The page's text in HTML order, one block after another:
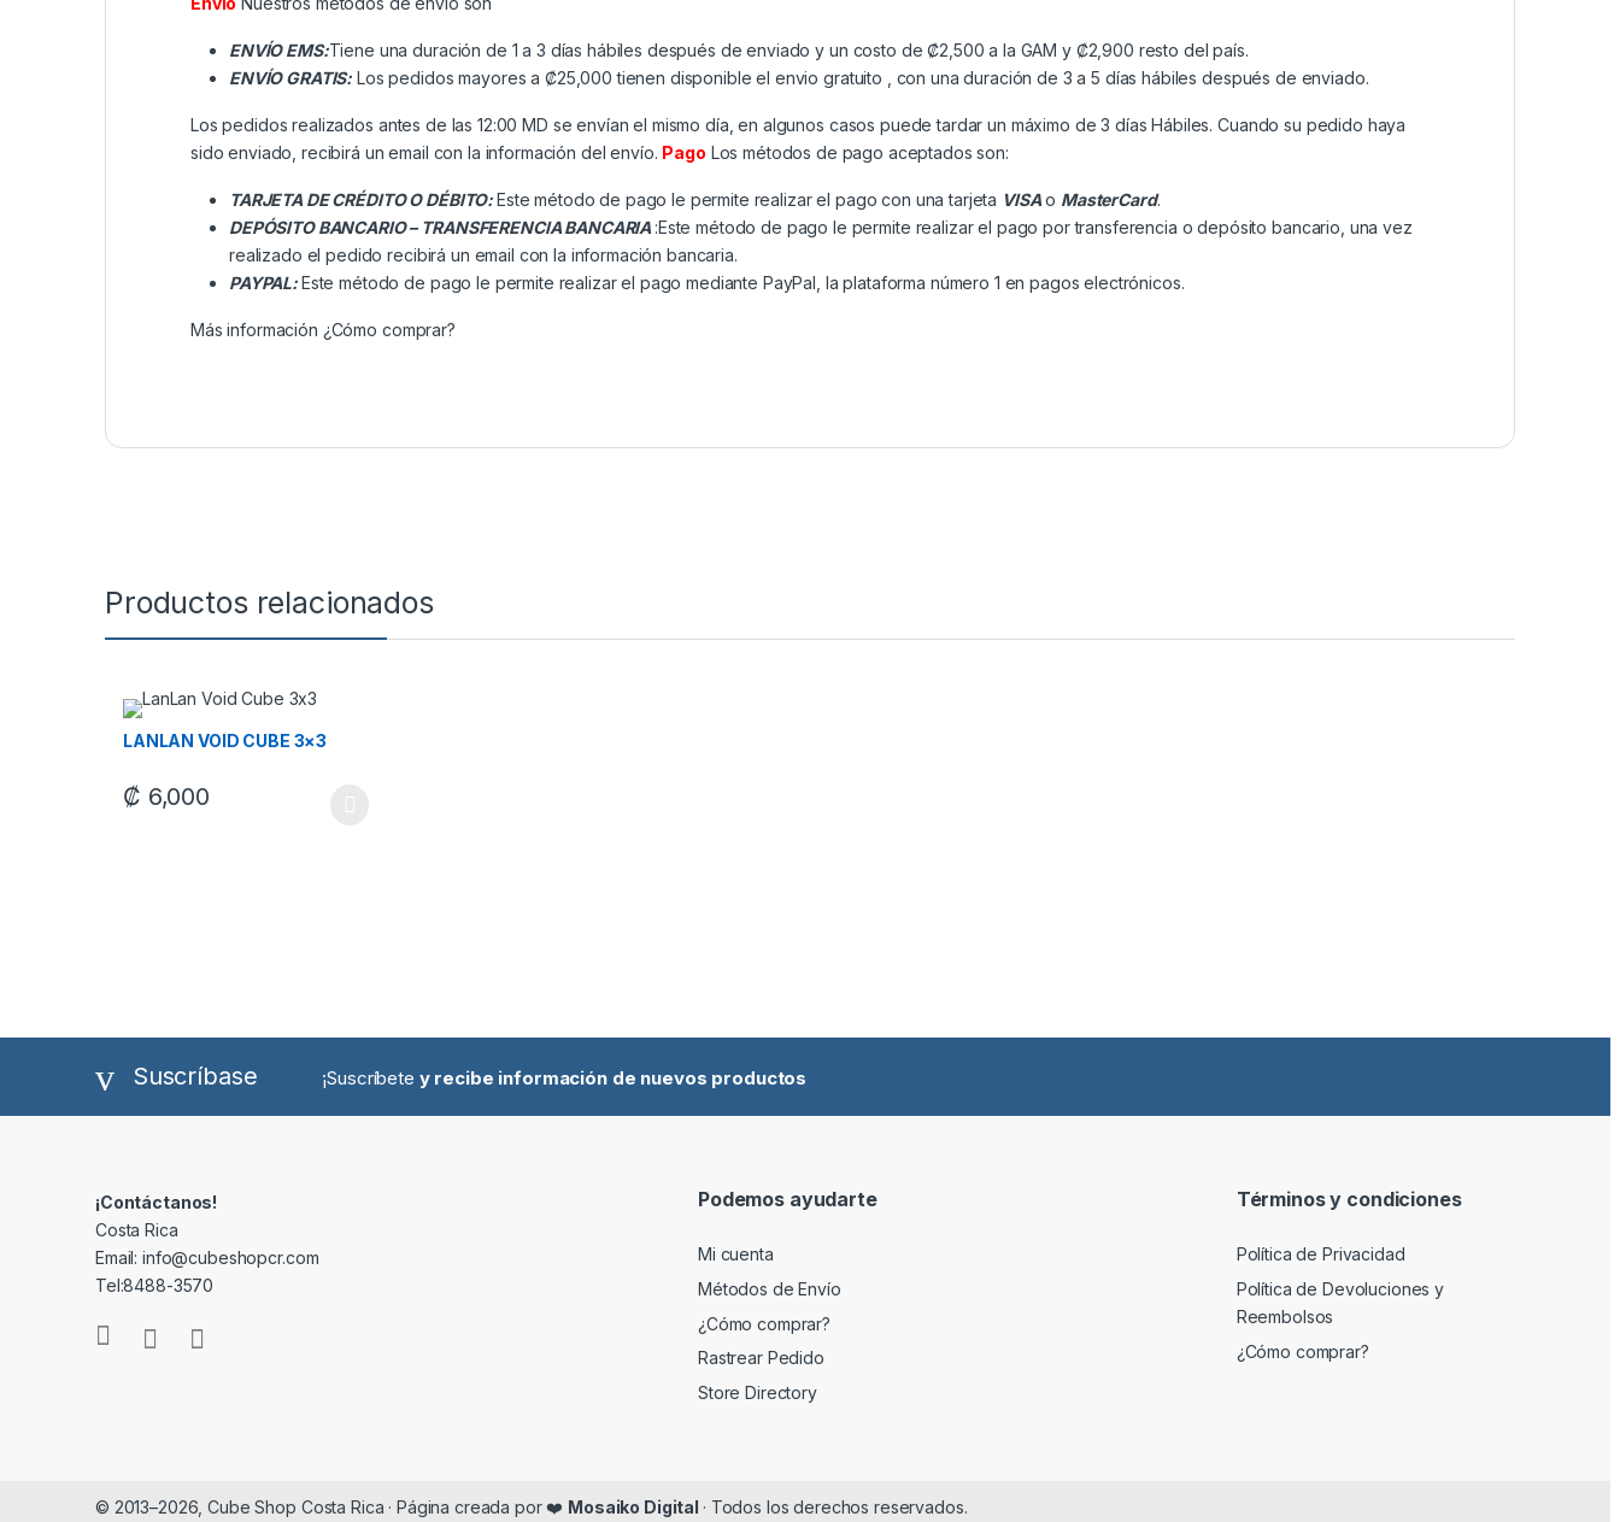
ENVÍO EMS:Tiene una duración de 1 a 3 días hábiles después de enviado y un costo de ₡2,500 a la GAM y ₡2,900 resto del país.
ENVÍO GRATIS: Los pedidos mayores a ₡25,000 tienen disponible el envio gratuito , con una duración de 3 a 5 días hábiles después de enviado.
Los pedidos realizados antes de las 12:00 MD se envían el mismo día, en algunos casos puede tardar un máximo de 3 días Hábiles. Cuando su pedido haya
sido enviado, recibirá un email con la información del envío. Pago Los métodos de pago aceptados son:
TARJETA DE CRÉDITO O DÉBITO:Este método de pago le permite realizar el pago con una tarjeta VISAo MasterCard.
DEPÓSITO BANCARIO – TRANSFERENCIA BANCARIA :Este método de pago le permite realizar el pago por transferencia o depósito bancario, una vez
realizado el pedido recibirá un email con la información bancaria.
PAYPAL:Este método de pago le permite realizar el pago mediante PayPal, la plataforma número 1 en pagos electrónicos.
Más información ¿Cómo comprar?
Productos relacionados
LANLAN VOID CUBE 3×3
₡ 6,000
Suscríbase ¡Suscríbete y recibe información de nuevos productos
¡Contáctanos!
Costa Rica
Email: info@cubeshopcr.com
Tel:8488-3570
Podemos ayudarte
Mi cuenta
Métodos de Envío
¿Cómo comprar?
Rastrear Pedido
Store Directory
Términos y condiciones
Política de Privacidad
Política de Devoluciones y
Reembolsos
¿Cómo comprar?
© 2013–2026, Cube Shop Costa Rica · Página creada por ❤️ Mosaiko Digital · Todos los derechos reservados.